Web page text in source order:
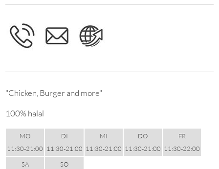
"Chicken, Burger and more"
100% halal
MO
11:30-21:00
DI
11:30-21:00
MI
11:30-21:00
DO
11:30-21:00
FR
11:30-22:00
SA
SO